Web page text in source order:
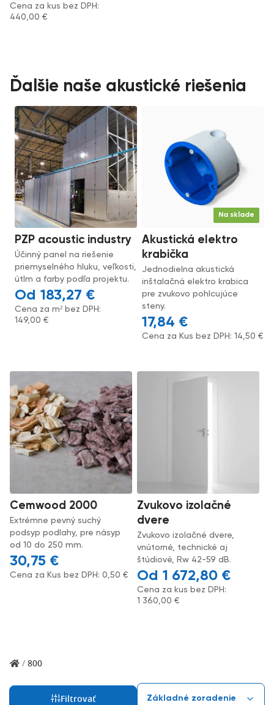
Cena za kus bez DPH:
440,00 €
Ďalšie naše akustické riešenia
PZP acoustic industry
Účinný panel na riešenie
priemyselného hluku, veľkosti,
útlm a farby podľa projektu.
183,27 €
Cena za m² bez DPH:
149,00€
Na sklade
Akustická elektro
krabička
Jednodielna akustická
inštalačná elektro krabica
pre zvukovo pohlcujúce
steny.
17,84 €
Cena za Kus bez DPH:14,50€
Cemwood 2000
Extrémne pevný suchý
podsyp podlahy, pre násyp
od 10 do 250 mm.
30,75 €
Cena za Kus bez DPH: 0,50 €
Zvukovo izolačné
dvere
Zvukovo izolačné dvere,
vnútorné, technické aj
štúdiové, Rw 42-59 dB.
1 672,80 €
Cena za kus bez DPH:
1 360,00 €
/ 800
Filtrovať